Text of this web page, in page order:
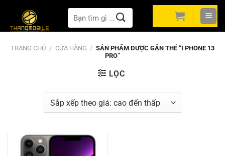
nội
dung
Tìm
kiếm:
TRANG CHỦ / CỬA HÀNG / SẢN PHẨM ĐƯỢC GẮN THẺ “I PHONE 13
PRO”
LỌC